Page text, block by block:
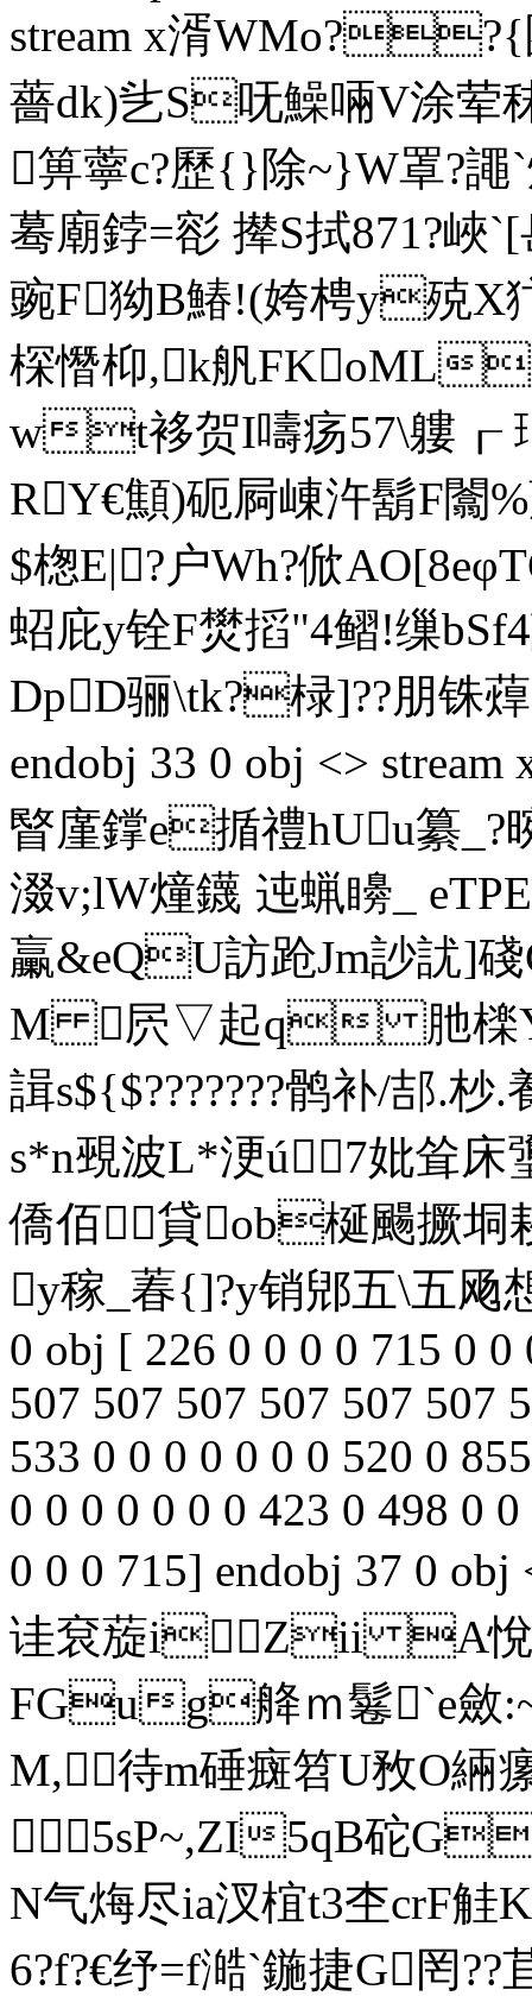
stream x湑WMo??{
薔dk)乧S呒鱢啢V涂荤
箅薴c?歷{}除~}W罩
蓦廟鋍=彮 撵S拭871 ?
豌F狕B鰆!(姱梬y殑X
棎憯枊,k舤FKoML
wt袳贺I嚋疡57\軁┎  琑
RY€顦)砈屙崠汻鬍F闟
$楤E|?户 Wh?俽
蛁庇y铨F燓搯"4鳛!缫
DpD骊\tk?椂]??朋铢
endobj 33 0 obj <>
睯廑鐣e揗禮hUu纂_
涰v;lW燑鑖 迍蝋矏_
臝&eQU訪跄Jm訬訧]
M 屄▽起q 肔檪Y
諿s${$???????鹘补/郆.
s*n覡波L*浭ú7妣耸床
僑佰貸ob梴颺撅垌
y稼_萶{]?y销郳五\五
0 obj [ 226 0 0 0 0 715 0 0
507 507 507 507 507 507
533 0 0 0 0 0 0 0 520 0
0 0 0 0 0 0 0 423 0 498 0
0 0 0 715] endobj 37 0
诖袞蔙iZii A悅
FGug舽ｍ鬈`e斂
M,待m硾癍 笤U敄O
5sP~,ZI5qB砣
N气烸尽ia汊椬t3杢crF
6?f?€纾=f澔`鍦捷G罔